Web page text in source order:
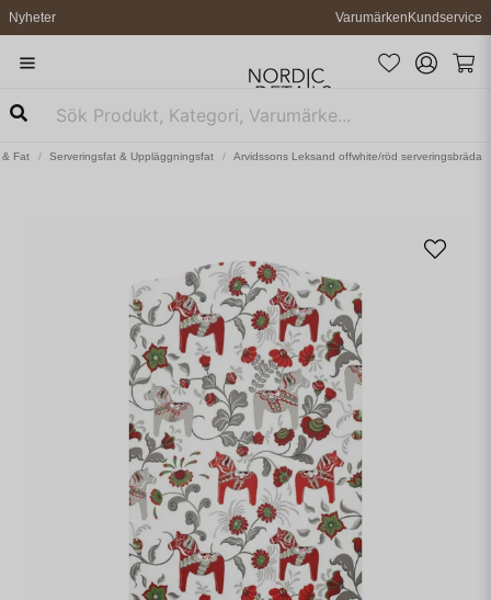
Nyheter VarumärkenKundservice
& Fat Serveringsfat & Uppläggningsfat Arvidssons Leksand offwhite/röd serveringsbräda